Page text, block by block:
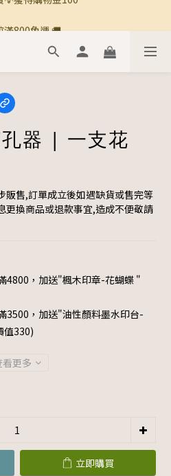
器 | 一支花
販售,訂單成立後如遇缺貨或售完等
更換商品或退款事宜,造成不便敬請
4800，加送"楓木印章-花蝴蝶 "
3500，加送"油性顏料墨水印台-
值330)
看更多
立即購買